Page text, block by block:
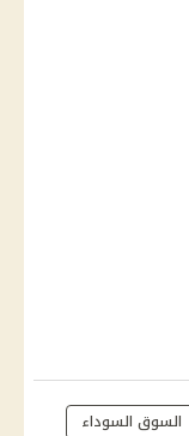
السوق السوداء